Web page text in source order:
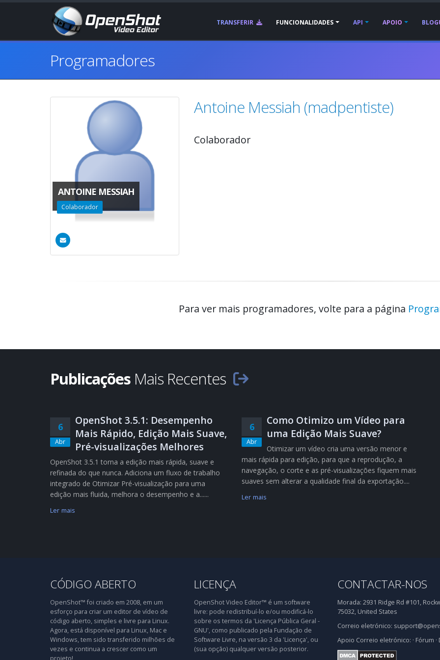
TRANSFERIR FUNCIONALIDADES API APOIO
Programadores
ANTOINE MESSIAH
Colaborador
Antoine Messiah (madpentiste)
Colaborador
Para ver mais programadores, volte para a página
Publicações Mais Recentes
6
Abr
OpenShot 3.5.1: Desempenho
Mais Rápido, Edição Mais Suave,
Pré-visualizações Melhores
OpenShot 3.5.1 torna a edição mais rápida, suave e
refinada do que nunca. Adiciona um fluxo de trabalho
integrado de Otimizar Pré-visualização para uma
edição mais fluida, melhora o desempenho e a......
Ler mais
6
Abr
Como Otimizo um Vídeo para
uma Edição Mais Suave?
Otimizar um vídeo cria uma versão menor e
mais rápida para edição, para que a reprodução, a
navegação, o corte e as pré-visualizações fiquem mais
suaves sem alterar a qualidade final da exportação....
Ler mais
CÓDIGO ABERTO
OpenShot™ foi criado em 2008, em um
esforço para criar um editor de vídeo de
código aberto, simples e livre para Linux.
Agora, está disponível para Linux, Mac e
Windows, tem sido transferido milhões de
vezes e continua a crescer como um
projeto!
LICENÇA
OpenShot Video Editor™ é um software
livre: pode redistribuí-lo e/ou modificá-lo
sobre os termos da 'Licença Pública Geral -
GNU', como publicado pela Fundação de
Software Livre, na versão 3 da 'Licença', ou
(sua opção) qualquer versão posterior.
CONTACTAR-NOS
Morada: 2931 Ridge Rd #101,
75032, United States
Correio eletrónico:
Apoio Correio eletrónico: · Fórum ·